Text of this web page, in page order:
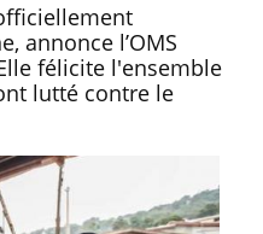
annonce l’OMS
félicite l'ensemble
lutté contre le